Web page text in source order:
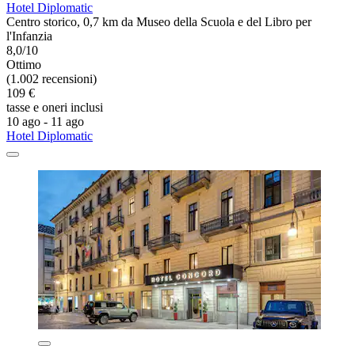
Hotel Diplomatic
Centro storico, 0,7 km da Museo della Scuola e del Libro per
l'Infanzia
8,0/10
Ottimo
(1.002 recensioni)
109 €
tasse e oneri inclusi
10 ago - 11 ago
Hotel Diplomatic